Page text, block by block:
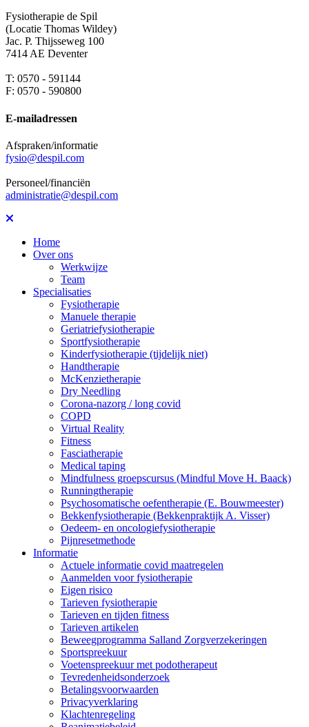
Fysiotherapie de Spil
(Locatie Thomas Wildey)
Jac. P. Thijsseweg 100
7414 AE Deventer
T: 0570 - 591144
F: 0570 - 590800
E-mailadressen
Afspraken/informatie
fysio@despil.com
Personeel/financiën
administratie@despil.com
Home
Over ons
Werkwijze
Team
Specialisaties
Fysiotherapie
Manuele therapie
Geriatriefysiotherapie
Sportfysiotherapie
Kinderfysiotherapie (tijdelijk niet)
Handtherapie
McKenzietherapie
Dry Needling
Corona-nazorg / long covid
COPD
Virtual Reality
Fitness
Fasciatherapie
Medical taping
Mindfulness groepscursus (Mindful Move H. Baack)
Runningtherapie
Psychosomatische oefentherapie (E. Bouwmeester)
Bekkenfysiotherapie (Bekkenpraktijk A. Visser)
Oedeem- en oncologiefysiotherapie
Pijnresetmethode
Informatie
Actuele informatie covid maatregelen
Aanmelden voor fysiotherapie
Eigen risico
Tarieven fysiotherapie
Tarieven en tijden fitness
Tarieven artikelen
Beweegprogramma Salland Zorgverzekeringen
Sportspreekuur
Voetenspreekuur met podotherapeut
Tevredenheidsonderzoek
Betalingsvoorwaarden
Privacyverklaring
Klachtenregeling